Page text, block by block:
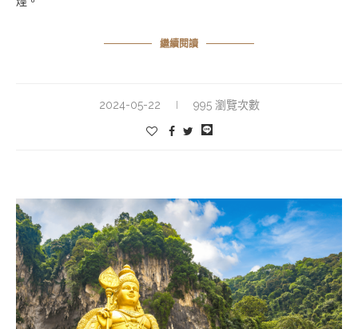
繼續閱讀
2024-05-22 995 瀏覽次數